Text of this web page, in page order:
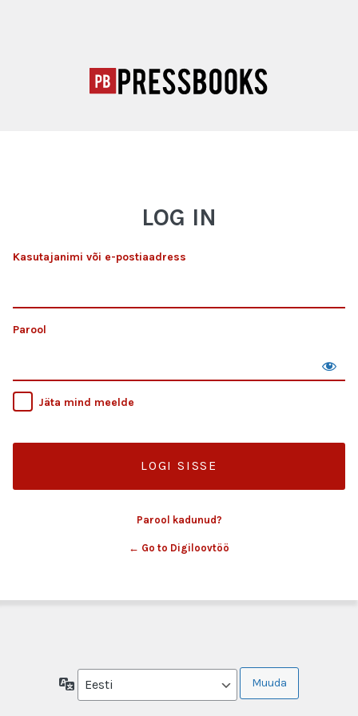
LOG IN
Kasutajanimi või e-postiaadress
Parool
Jäta mind meelde
Parool kadunud?
← Go to Digiloovtöö
Keel